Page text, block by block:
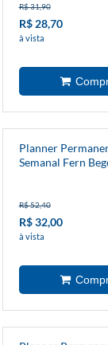
R$ 31,90
R$ 28,70
à vista
Planner
Semanal Fern
R$ 52,40
R$ 32,00
à vista